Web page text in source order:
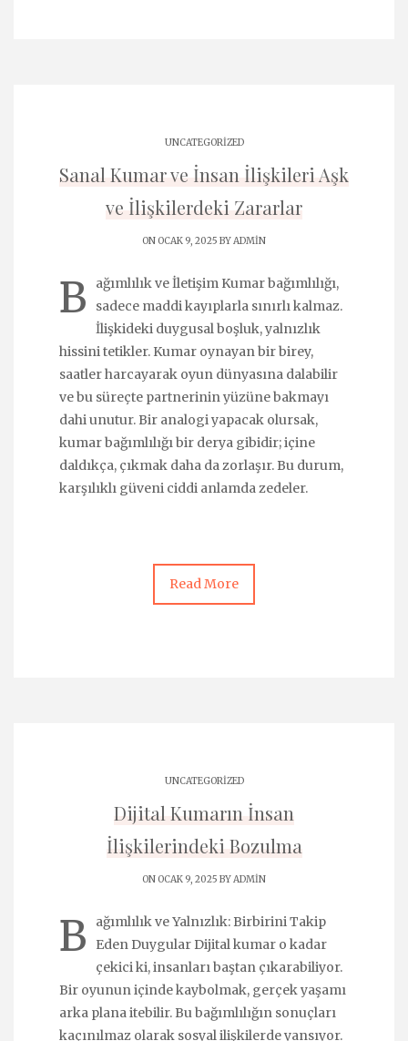
UNCATEGORIZED
Sanal Kumar ve İnsan İlişkileri Aşk
ve İlişkilerdeki Zararlar
ON OCAK 9, 2025 BYADMIN
B
ağımlılık ve İletişim Kumar bağımlılığı,
sadece maddi kayıplarla sınırlı kalmaz.
İlişkideki duygusal boşluk, yalnızlık
hissini tetikler. Kumar oynayan bir birey,
saatler harcayarak oyun dünyasına dalabilir
ve bu süreçte partnerinin yüzüne bakmayı
dahi unutur. Bir analogi yapacak olursak,
kumar bağımlılığı bir derya gibidir; içine
daldıkça, çıkmak daha da zorlaşır. Bu durum,
karşılıklı güveni ciddi anlamda zedeler.
Read More
UNCATEGORIZED
Dijital Kumarın İnsan
İlişkilerindeki Bozulma
ON OCAK 9, 2025 BYADMIN
B
ağımlılık ve Yalnızlık: Birbirini Takip
Eden Duygular Dijital kumar o kadar
çekici ki, insanları baştan çıkarabiliyor.
Bir oyunun içinde kaybolmak, gerçek yaşamı
arka plana itebilir. Bu bağımlılığın sonuçları
kaçınılmaz olarak sosyal ilişkilerde yansıyor.